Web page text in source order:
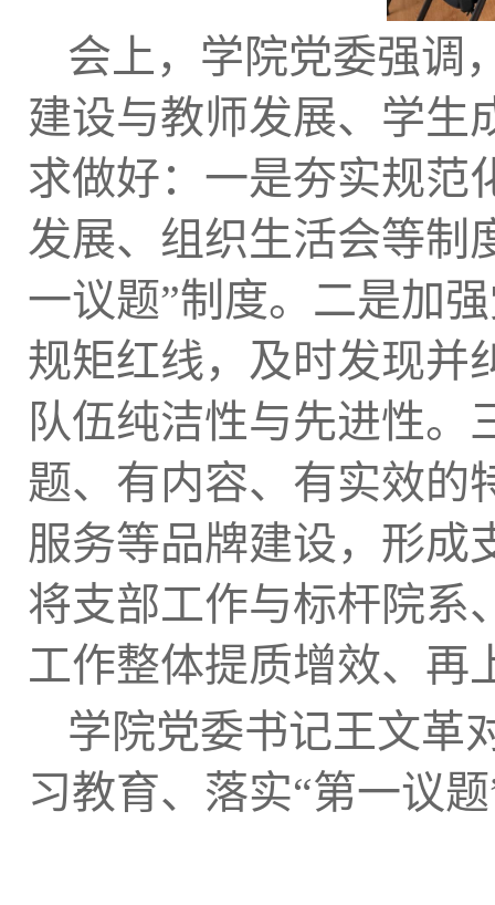
会上，学院党委强调
建设与教师发展、学生
求做好：一是夯实规范
发展、组织生活会等制
一议题”制度。二是加
规矩红线，及时发现并
队伍纯洁性与先进性。
题、有内容、有实效的
服务等品牌建设，形成
将支部工作与标杆院系
工作整体提质增效、再
学院党委书记王文革
习教育、落实“第一议